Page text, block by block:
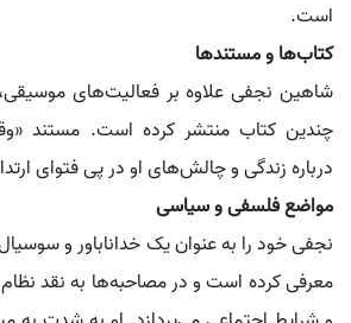
است.
کتاب‌ها و مستندها
شاهین نجفی علاوه بر فعالیت‌های
چندین کتاب منتشر کرده است. مستند
درباره زندگی و چالش‌های او در پی فتوای
مواضع فلسفی و سیاسی
نجفی خود را به عنوان یک خداناباور و
معرفی کرده است و در مصاحبه‌ها به نقد